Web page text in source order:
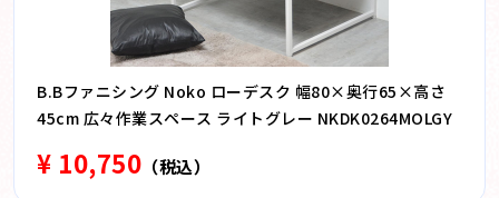
B.Bファニシング Noko ローデスク 幅80×奥行65×高さ
45cm 広々作業スペース ライトグレー NKDK0264MOLGY
¥ 10,750 （税込）